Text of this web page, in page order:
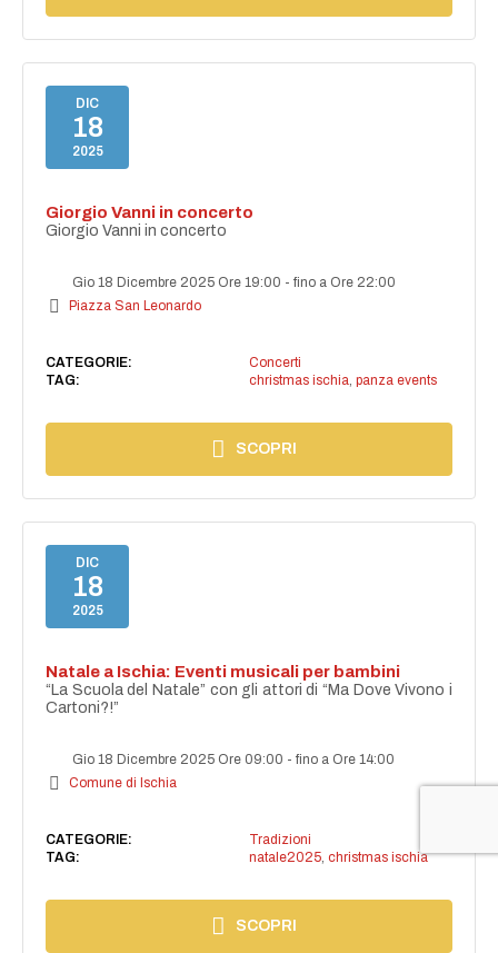
DIC
18
2025
Giorgio Vanni in concerto
Giorgio Vanni in concerto
Gio 18 Dicembre 2025 Ore 19:00 -fino a Ore 22:00
Piazza San Leonardo
CATEGORIE:
Concerti
TAG:
christmas ischia, panza events
SCOPRI
DIC
18
2025
Natale a Ischia: Eventi musicali per bambini
“La Scuola del Natale” con gli attori di “Ma Dove Vivono i
Cartoni?!”
Gio 18 Dicembre 2025 Ore 09:00 -fino a Ore 14:00
Comune di Ischia
CATEGORIE:
Tradizioni
TAG:
natale2025, christmas ischia
SCOPRI